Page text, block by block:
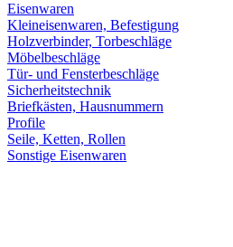
Eisenwaren
Kleineisenwaren, Befestigung
Holzverbinder, Torbeschläge
Möbelbeschläge
Tür- und Fensterbeschläge
Sicherheitstechnik
Briefkästen, Hausnummern
Profile
Seile, Ketten, Rollen
Sonstige Eisenwaren